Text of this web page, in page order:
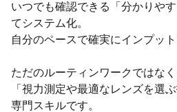
いつでも確認できる「分かりや
てシステム化。
自分のペースで確実にインプット
ただのルーティンワークではなく
「視力測定や最適なレンズを選
専門スキルです。